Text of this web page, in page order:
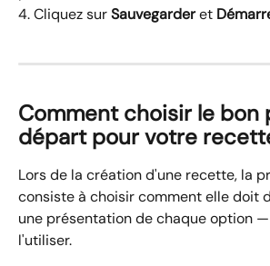
4. Cliquez sur Sauvegarder et
Comment choisir le bon
départ pour votre
Lors de la création d'une recette, la
consiste à choisir comment elle doit
une présentation de chaque option
l'utiliser.